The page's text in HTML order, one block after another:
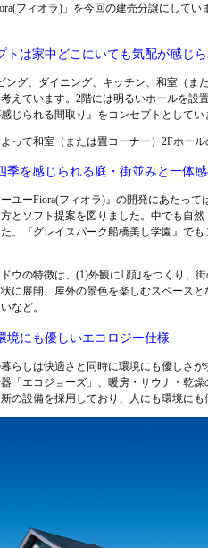
フィオラ)」を今回の建売分譲にしてい
トは家中どこにいても気配が感じ
ング、ダイニング、キッチン、和室（ま
えています。2階には明るいホールを設
じられる間取り』をコンセプトとしてい
って和室（または畳コーナー）2Fホール
季を感じられる庭・街並みと一体
ーユーFiora(フィオラ)』の開発にあたっ
とソフト提案を図りました。中でも自
。『グレイスパーク船橋美し学園』で
ウの特徴は、(1)外観に｢顔｣をつくり、
に展開、屋外の景色を楽しむスペース
など。
境にも優しいエコロジー仕様
暮らしは快適さと同時に環境にも優しさ
「エコジョーズ」、暖房・サウナ・乾
の設備を採用しており、人にも環境にも